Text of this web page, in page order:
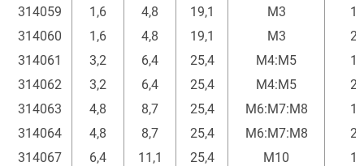
Artikel
d
D
h
für Gewinde
314059 1,6 4,8 19,1 M3
10
314060
1,6 4,8 19,1 M3
20
314061
3,2 6,4 25,4 M4:M5
10
314062
3,2 6,4 25,4 M4:M5
20
314063
4,8 8,7 25,4 M6:M7:M8
10
314064
4,8 8,7 25,4 M6:M7:M8
20
314067
6,4 11,1 25,4 M10
10